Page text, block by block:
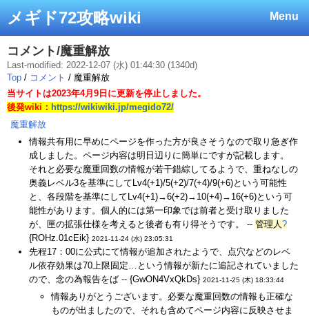
Menu
メギド72攻略wiki
コメント/魔重解放
Last-modified: 2022-12-07 (水) 01:44:30 (1340d)
Top / コメント / 魔重解放
当サイトは2023年4月9日に更新を停止しました。
後発wiki： https://wikiwiki.jp/megido72/
魔重解放
情報共有用に早めにページを作った方が良さそうなので取り急ぎ作
成しました。ページ内容は明日辺りに簡単にですが記載します。
それと必要な魔重回数の情報が若干錯綜してるようで、重ねなしの
奥義レベル3を基準にしてLv4(+1)/5(+2)/7(+4)/9(+6)という可能性
と、各段階を基準にしてLv4(+1)→6(+2)→10(+4)→16(+6)という可
能性があります。個人的には第一印象では前者と受け取りました
が、匣の拡張仕様を考えると後者も有り得そうです。 -- 管理人?
{ROHz.01cEik} 2021-11-24 (水) 23:05:31
先程17：00に公式にて情報が追加されたようで、点穴などのレベ
ル依存効果は70上限固定…という情報が新たに追記されていました
ので、念の為報告をば -- {GwON4VxQkDs} 2021-11-25 (木) 18:33:44
情報ありがとうございます。必要な魔重回数の情報も正確な
ものが出ましたので、それも含めてページ内容に反映させま